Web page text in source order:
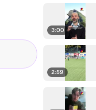
3:00
2:59